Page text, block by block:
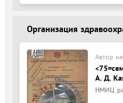
Организация
Автор
А. Д.
НМИЦ